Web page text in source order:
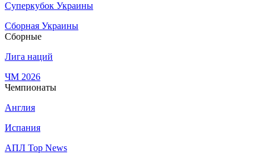
Суперкубок Украины
Сборная Украины
Сборные
Лига наций
ЧМ 2026
Чемпионаты
Англия
Испания
АПЛ Top News